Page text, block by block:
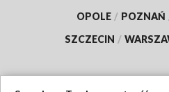
OPOLE / POZNAŃ
SZCZECIN /